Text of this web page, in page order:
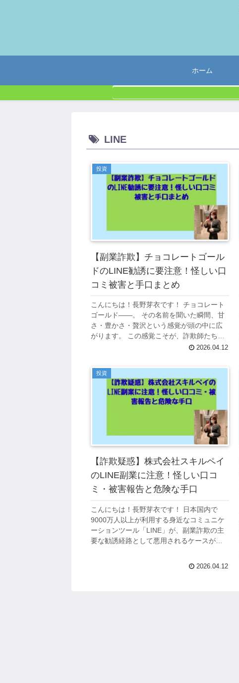
ホーム
LINE
投資
【副業詐欺】チョコレートゴール
ドのLINE勧誘に要注意！怪しい口
コミ被害と手口まとめ
こんにちは！長野芽衣です！ チョコレート
ゴールド——。 その名前を聞いた瞬間、甘
さ・豊かさ・贅沢という感覚が頭の中に広
がります。 この感覚こそが、詐欺師たちが
名称に込めた最初の罠です。 LINEを通じた
2026.04.12
投資
【詐欺疑惑】株式会社スキルペイ
のLINE副業に注意！怪しい口コ
ミ・被害報告と危険な手口
こんにちは！長野芽衣です！ 日本国内で
9000万人以上が利用する身近なコミュニケ
ーションツール「LINE」が、副業詐欺の主
要な勧誘経路として悪用されるケースが急
2026.04.12